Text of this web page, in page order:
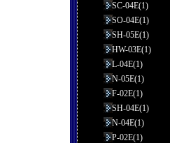
SC-04E(1)
SO-04E(1)
SH-05E(1)
HW-03E(1)
L-04E(1)
N-05E(1)
F-02E(1)
SH-04E(1)
N-04E(1)
P-02E(1)